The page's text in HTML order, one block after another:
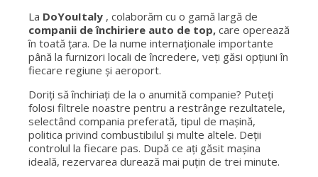
La DoYouItaly , colaborăm cu o gamă largă de
companii de închiriere auto de top, care operează
în toată țara. De la nume internaționale importante
până la furnizori locali de încredere, veți găsi opțiuni în
fiecare regiune și aeroport.
Doriți să închiriați de la o anumită companie? Puteți
folosi filtrele noastre pentru a restrânge rezultatele,
selectând compania preferată, tipul de mașină,
politica privind combustibilul și multe altele. Deții
controlul la fiecare pas. După ce ați găsit mașina
ideală, rezervarea durează mai puțin de trei minute.